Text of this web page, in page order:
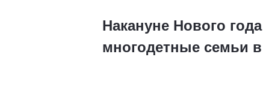
Накануне Нового
многодетные семьи